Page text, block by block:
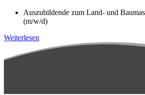
Auszubildende zum Land- und
(m/w/d)
Weiterlesen